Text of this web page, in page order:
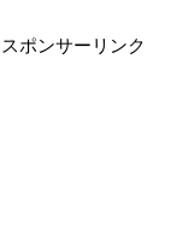
スポンサーリンク